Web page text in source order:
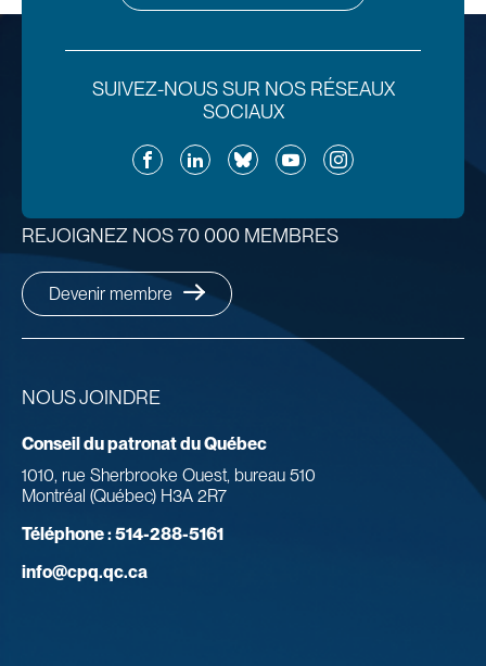
SUIVEZ-NOUS SUR NOS RÉSEAUX
SOCIAUX
FacebookLinkedInBlueskyYouTubeInstagram
NOUS JOINDRE
Conseil du patronat du Québec
1010, rue Sherbrooke Ouest, bureau 510
Montréal (Québec) H3A 2R7
Téléphone :514-288-5161
info@cpq.qc.ca
REJOIGNEZ NOS 70 000 MEMBRES
Devenir membre